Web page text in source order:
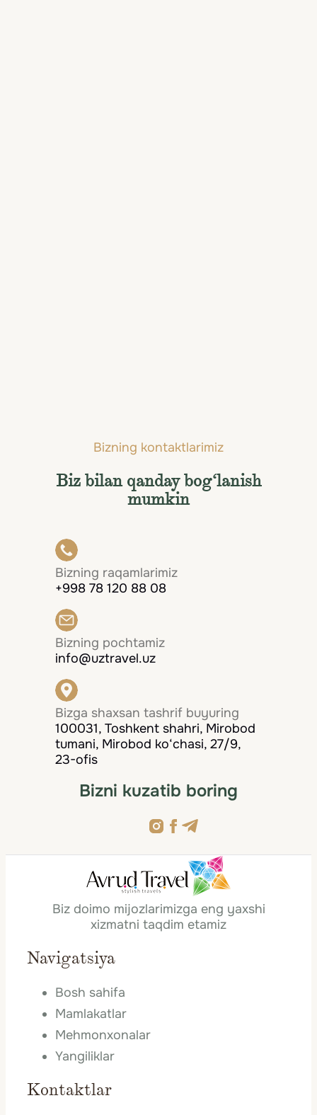
Bizning kontaktlarimiz
Biz bilan qanday bog‘lanish
mumkin
Bizning raqamlarimiz
+998 78 120 88 08
Bizning pochtamiz
info@uztravel.uz
Bizga shaxsan tashrif buyuring
100031, Toshkent shahri, Mirobod
tumani, Mirobod ko‘chasi, 27/9,
23-ofis
Bizni kuzatib boring
Biz doimo mijozlarimizga eng yaxshi
xizmatni taqdim etamiz
Navigatsiya
Bosh sahifa
Mamlakatlar
Mehmonxonalar
Yangiliklar
Kontaktlar